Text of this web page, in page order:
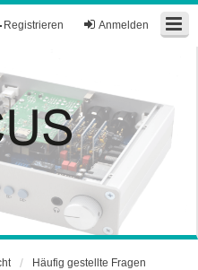
Anmelden
Registrieren
Häufig gestellte Fragen